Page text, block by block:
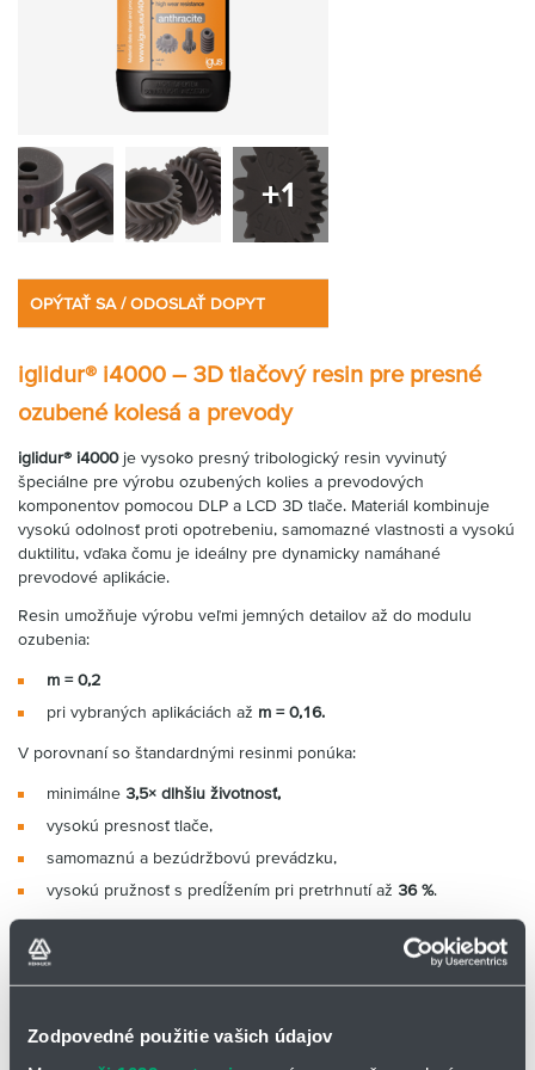
Zodpovedné použitie vašich údajov
+1
OPÝTAŤ SA / ODOSLAŤ DOPYT
iglidur® i4000 – 3D tlačový resin pre presné
ozubené kolesá a prevody
iglidur® i4000 je vysoko presný tribologický resin vyvinutý
špeciálne pre výrobu ozubených kolies a prevodových
komponentov pomocou DLP a LCD 3D tlače. Materiál kombinuje
vysokú odolnosť proti opotrebeniu, samomazné vlastnosti a vysokú
duktilitu, vďaka čomu je ideálny pre dynamicky namáhané
prevodové aplikácie.
Resin umožňuje výrobu veľmi jemných detailov až do modulu
ozubenia:
m = 0,2
pri vybraných aplikáciách až m = 0,16.
V porovnaní so štandardnými resinmi ponúka:
minimálne 3,5× dlhšiu životnosť,
vysokú presnosť tlače,
samomaznú a bezúdržbovú prevádzku,
vysokú pružnosť s predĺžením pri pretrhnutí až 36 %.
pokožky s tekutou živicou, počas spracovania sú absolútne
pretrepať.
💡Ide o nebezpečnú látku, preto je doprava možná iba z Nemecka.